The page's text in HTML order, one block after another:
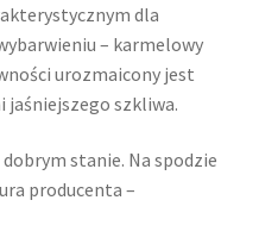
dla
– karmelowy
urozmaicony jest
szkliwa.
stanie. Na spodzie
producenta –